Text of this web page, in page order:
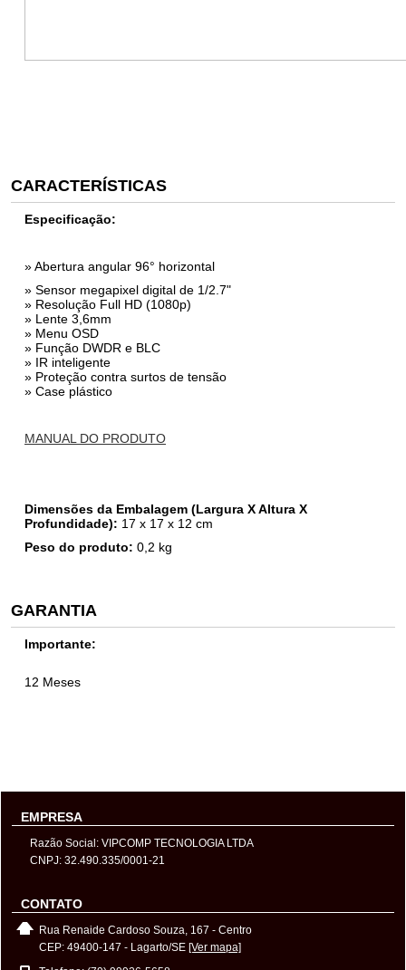
CARACTERÍSTICAS
Especificação:
» Abertura angular 96° horizontal
» Sensor megapixel digital de 1/2.7"
» Resolução Full HD (1080p)
» Lente 3,6mm
» Menu OSD
» Função DWDR e BLC
» IR inteligente
» Proteção contra surtos de tensão
» Case plástico
MANUAL DO PRODUTO
Dimensões da Embalagem (Largura X Altura X
Profundidade): 17 x 17 x 12 cm
Peso do produto: 0,2 kg
GARANTIA
Importante:
12 Meses
EMPRESA
Razão Social: VIPCOMP TECNOLOGIA LTDA
CNPJ: 32.490.335/0001-21
CONTATO
Rua Renaide Cardoso Souza, 167 - Centro
CEP: 49400-147 - Lagarto/SE [Ver mapa]